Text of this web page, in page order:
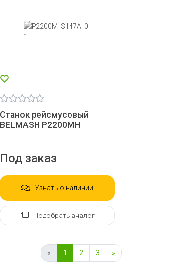
Станок рейсмусовый
BELMASH P2200MH
Под заказ
Узнать о наличии
Подобрать аналог
« 1 2 3 »